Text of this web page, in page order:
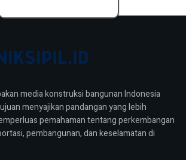
media konstruksi bangunan Indonesia
menyajikan pandangan yang lebih
pemahaman tentang perkembangan
pembangunan, dan keselamatan di